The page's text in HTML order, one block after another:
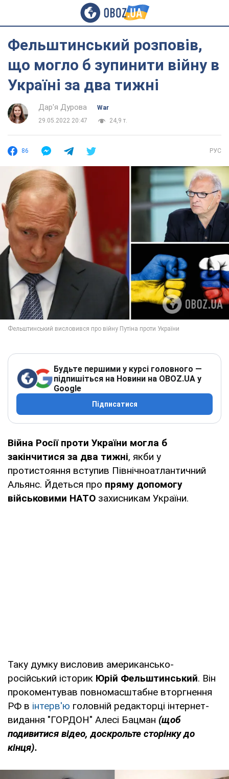
Фельштинський розповів,
що могло б зупинити війну в
Україні за два тижні
Дар'я Дурова
War
29.05.2022 20:47
24,9 т.
86 РУС
Будьте першими у курсі головного —
підпишіться на Новини на OBOZ.UA у
Google
Підписатися
Війна Росії проти України могла б
закінчитися за два тижні, якби у
протистояння вступив Північноатлантичний
Альянс. Йдеться про пряму допомогу
військовими НАТО захисникам України.
Таку думку висловив американсько-
російський історик Юрій Фельштинський. Він
прокоментував повномасштабне вторгнення
РФ в інтерв'ю головній редакторці інтернет-
видання "ГОРДОН" Алесі Бацман (щоб
подивитися відео, доскрольте сторінку до
кінця).